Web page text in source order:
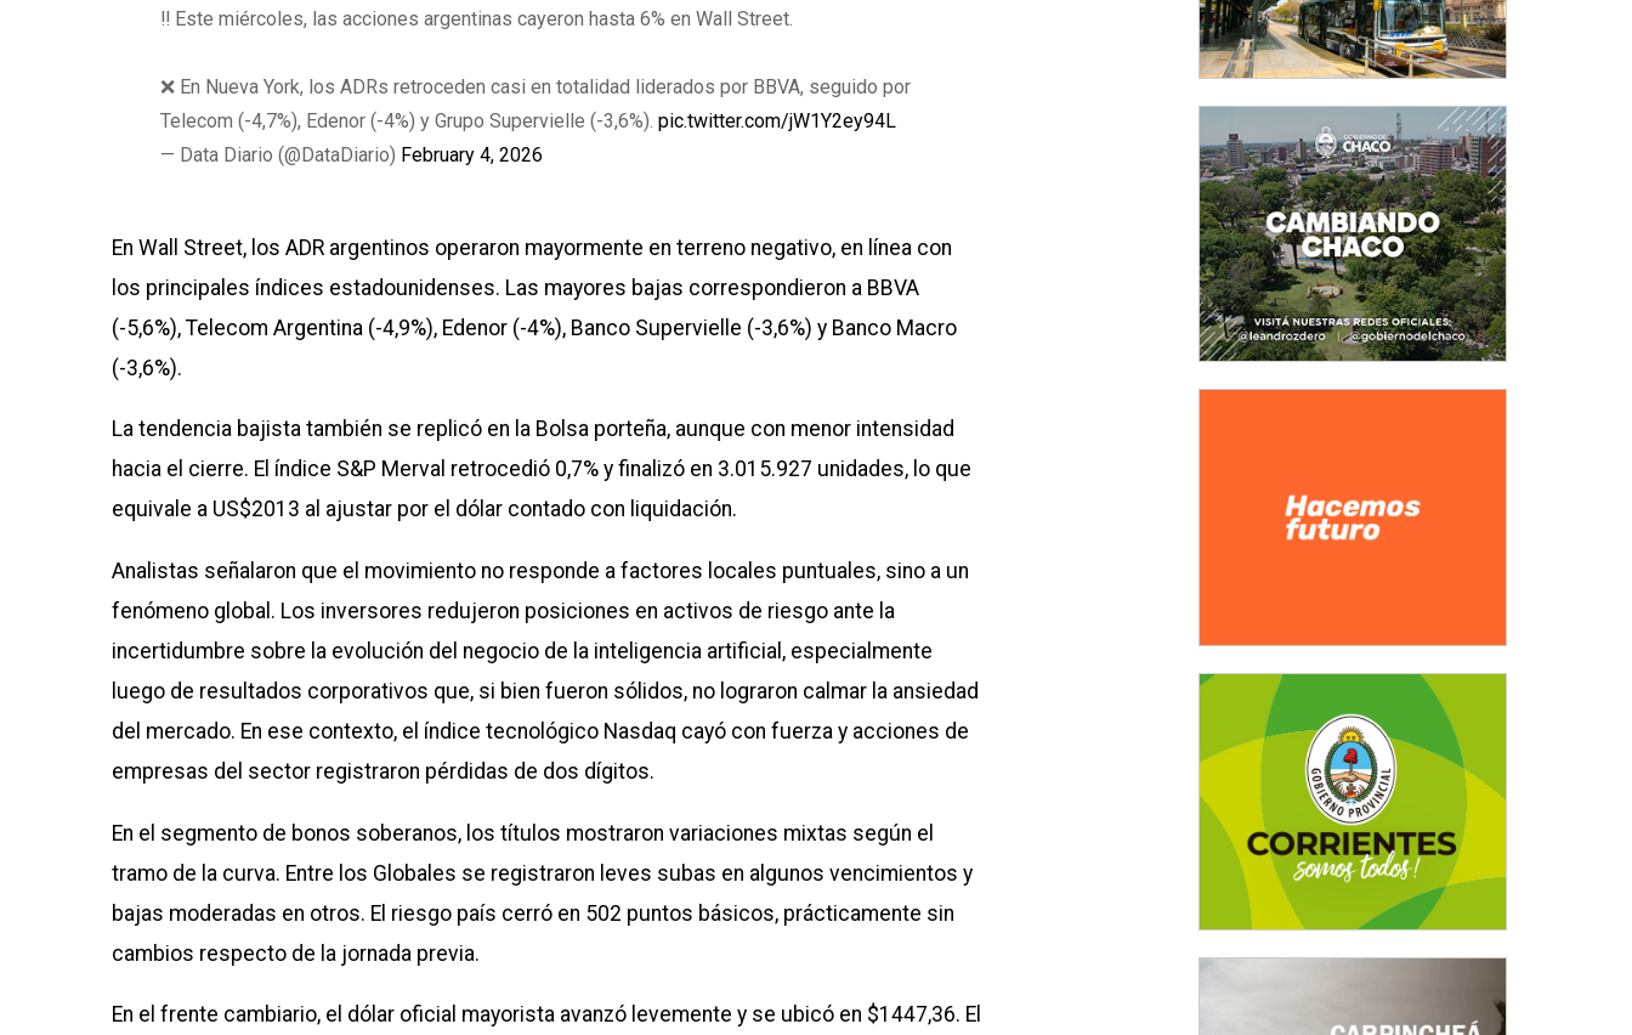
‼️ Este miércoles, las acciones argentinas cayeron hasta 6% en Wall Street.
❌ En Nueva York, los ADRs retroceden casi en totalidad liderados por BBVA, seguido por
Telecom (-4,7%), Edenor (-4%) y Grupo Supervielle (-3,6%). pic.twitter.com/jW1Y2ey94L
— Data Diario (@DataDiario) February 4, 2026
En Wall Street, los ADR argentinos operaron mayormente en terreno negativo, en línea con
los principales índices estadounidenses. Las mayores bajas correspondieron a BBVA
(-5,6%), Telecom Argentina (-4,9%), Edenor (-4%), Banco Supervielle (-3,6%) y Banco Macro
(-3,6%).
La tendencia bajista también se replicó en la Bolsa porteña, aunque con menor intensidad
hacia el cierre. El índice S&P Merval retrocedió 0,7% y finalizó en 3.015.927 unidades, lo que
equivale a US$2013 al ajustar por el dólar contado con liquidación.
Analistas señalaron que el movimiento no responde a factores locales puntuales, sino a un
fenómeno global. Los inversores redujeron posiciones en activos de riesgo ante la
incertidumbre sobre la evolución del negocio de la inteligencia artificial, especialmente
luego de resultados corporativos que, si bien fueron sólidos, no lograron calmar la ansiedad
del mercado. En ese contexto, el índice tecnológico Nasdaq cayó con fuerza y acciones de
empresas del sector registraron pérdidas de dos dígitos.
En el segmento de bonos soberanos, los títulos mostraron variaciones mixtas según el
tramo de la curva. Entre los Globales se registraron leves subas en algunos vencimientos y
bajas moderadas en otros. El riesgo país cerró en 502 puntos básicos, prácticamente sin
cambios respecto de la jornada previa.
En el frente cambiario, el dólar oficial mayorista avanzó levemente y se ubicó en $1447,36. El